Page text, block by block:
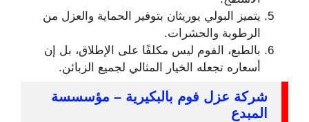
يتميز البولي يوريثان بتوفير الحماية والعزل من
الرطوبة والحشرات.
بالطبع، الفوم ليس مكلفًا على الإطلاق، بل إن
أسعاره تجعله الخيار المثالي لجميع الزبائن.
شركة عزل فوم بالبكيرية – مؤسسسة
المبدع